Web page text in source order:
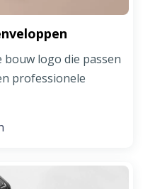
logo die passen
professionele